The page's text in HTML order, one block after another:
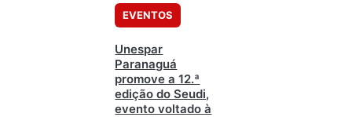
EVENTOS
Unespar
Paranaguá
promove a 12.ª
edição do Seudi,
evento voltado à